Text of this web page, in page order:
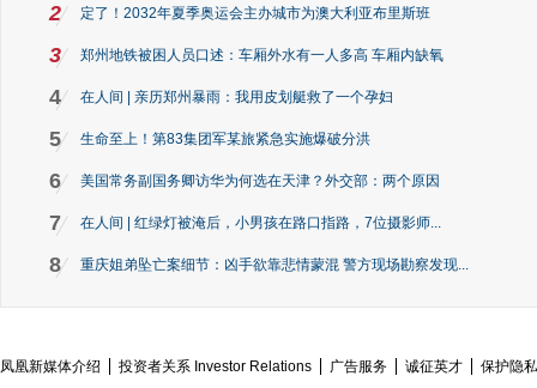
2 定了！2032年夏季奥运会主办城市为澳大利亚布里斯班
3 郑州地铁被困人员口述：车厢外水有一人多高 车厢内缺氧
4 在人间 | 亲历郑州暴雨：我用皮划艇救了一个孕妇
5 生命至上！第83集团军某旅紧急实施爆破分洪
6 美国常务副国务卿访华为何选在天津？外交部：两个原因
7 在人间 | 红绿灯被淹后，小男孩在路口指路，7位摄影师...
8 重庆姐弟坠亡案细节：凶手欲靠悲情蒙混 警方现场勘察发现...
凤凰新媒体介绍 投资者关系 Investor Relations 广告服务 诚征英才
保护隐